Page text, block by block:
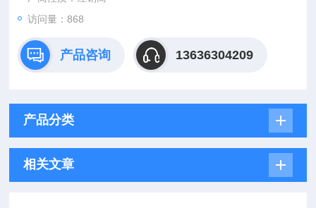
访问量：868
产品咨询 13636304209
产品分类
相关文章